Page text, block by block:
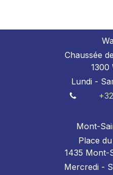
Chaussée
1300
Lundi -
Mont-
Place
1435 Mont-
Mercredi -